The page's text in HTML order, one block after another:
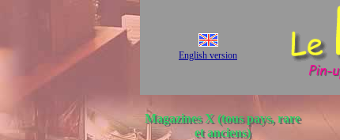
English version
Magazines X (tous pays, rare
et anciens)